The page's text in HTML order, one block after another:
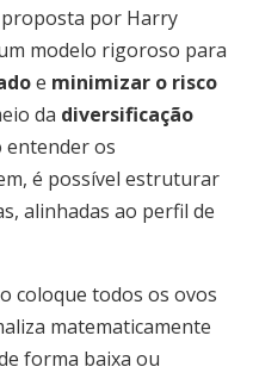
por Harry
modelo rigoroso para
e minimizar o risco
da diversificação
entender os
é possível estruturar
alinhadas ao perfil de
coloque todos os ovos
matematicamente
forma baixa ou